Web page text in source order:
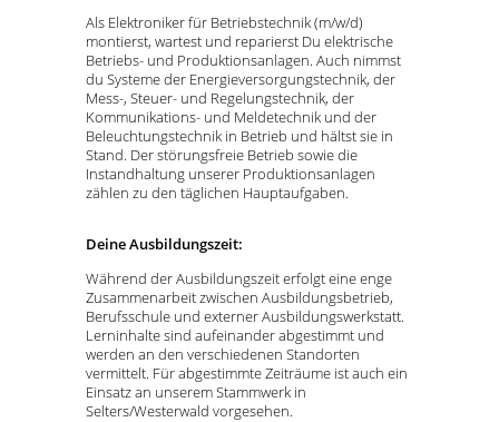
Als Elektroniker für Betriebstechnik (m/w/d)
montierst, wartest und reparierst Du elektrische
Betriebs- und Produktionsanlagen. Auch nimmst
du Systeme der Energieversorgungstechnik, der
Mess-, Steuer- und Regelungstechnik, der
Kommunikations- und Meldetechnik und der
Beleuchtungstechnik in Betrieb und hältst sie in
Stand. Der störungsfreie Betrieb sowie die
Instandhaltung unserer Produktionsanlagen
zählen zu den täglichen Hauptaufgaben.
Deine Ausbildungszeit:
Während der Ausbildungszeit erfolgt eine enge
Zusammenarbeit zwischen Ausbildungsbetrieb,
Berufsschule und externer Ausbildungswerkstatt.
Lerninhalte sind aufeinander abgestimmt und
werden an den verschiedenen Standorten
vermittelt. Für abgestimmte Zeiträume ist auch ein
Einsatz an unserem Stammwerk in
Selters/Westerwald vorgesehen.